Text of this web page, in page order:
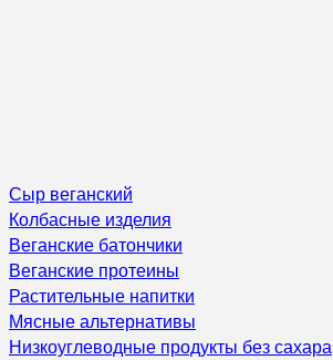
Сыр веганский
Колбасные изделия
Веганские батончики
Веганские протеины
Растительные напитки
Мясные альтернативы
Низкоуглеводные продукты без сахара